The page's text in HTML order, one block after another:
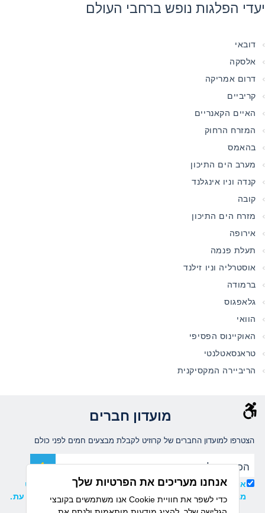
יעדי הפלגות נופש ברחבי העולם
דובאי
אלסקה
דרום אמריקה
קריביים
האיים הקאנריים
המזרח הרחוק
בהאמס
מערב הים התיכון
קנדה וניו אינגלנד
קובה
מזרח הים התיכון
אירופה
תעלת פנמה
אוסטרליה וניו זילנד
ברמודה
גלאפגוס
הוואי
האוקיינוס הפסיפי
טראנסאטלנטי
הריביירה המקסיקנית
מועדון חברים
הצטרפו למועדון החברים של קרוזיט לקבלת מבצעים חמים לפני כולם
אני מאשר/ת קבלת עדכונים ומידע שיווקי ממועדון קרוזיט
מבית דיזנהאוז, וידוע לי כי ניתן להסיר את ההרשמה בכל עת.
אנחנו מעריכים את הפרטיות שלך
אנו משתמשים בקובצי Cookie כדי לשפר את חוויית